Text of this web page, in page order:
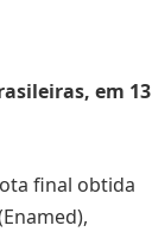
em 13
final obtida